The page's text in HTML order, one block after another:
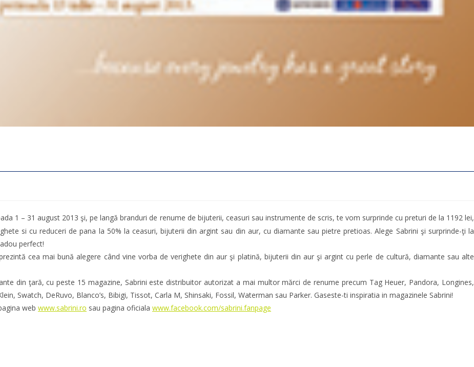
1 – 31 august 2013 şi, pe langă branduri de renume de bijuterii, ceasuri sau instrumente de scris, te vom surprinde cu preturi de la 1192 lei,
si cu reduceri de pana la 50% la ceasuri, bijuterii din argint sau din aur, cu diamante sau pietre pretioas. Alege Sabrini şi surprinde-ţi la
perfect!
cea mai bună alegere când vine vorba de verighete din aur şi platină, bijuterii din aur şi argint cu perle de cultură, diamante sau alte
din ţară, cu peste 15 magazine, Sabrini este distribuitor autorizat a mai multor mărci de renume precum Tag Heuer, Pandora, Longines,
Swatch, DeRuvo, Blanco’s, Bibigi, Tissot, Carla M, Shinsaki, Fossil, Waterman sau Parker. Gaseste-ti inspiratia in magazinele Sabrini!
web www.sabrini.ro sau pagina oficiala www.facebook.com/sabrini.fanpage